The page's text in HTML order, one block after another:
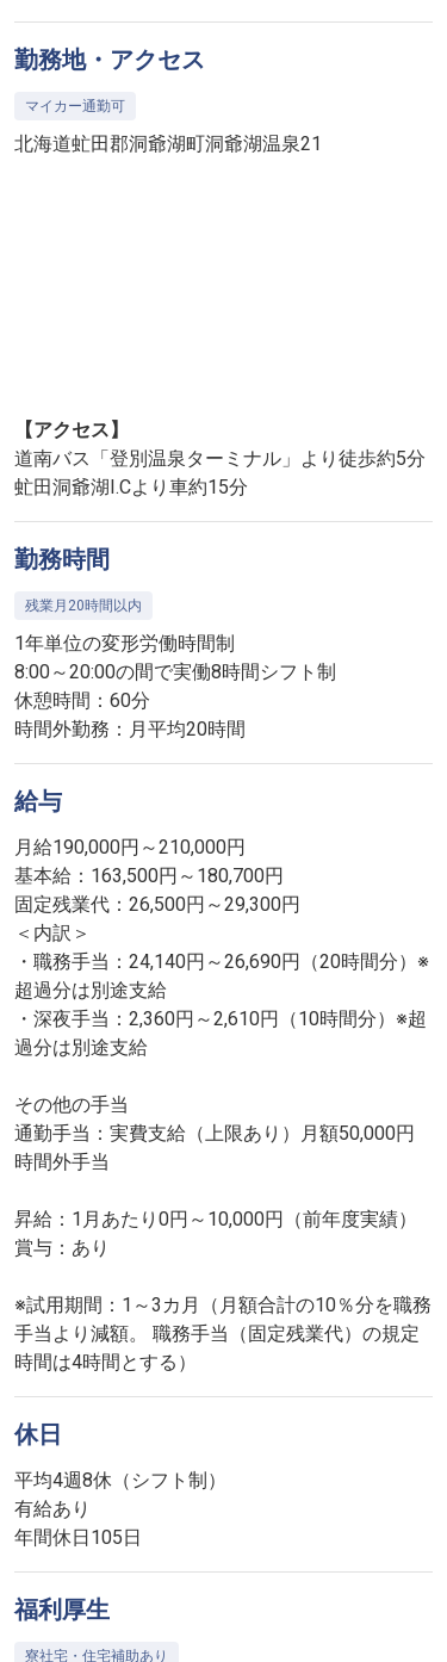
勤務地・アクセス
マイカー通勤可
北海道虻田郡洞爺湖町洞爺湖温泉21
【アクセス】
道南バス「登別温泉ターミナル」より徒歩約5分
虻田洞爺湖I.Cより車約15分
勤務時間
残業月20時間以内
1年単位の変形労働時間制
8:00～20:00の間で実働8時間シフト制
休憩時間：60分
時間外勤務：月平均20時間
給与
月給190,000円～210,000円
基本給：163,500円～180,700円
固定残業代：26,500円～29,300円
＜内訳＞
・職務手当：24,140円～26,690円（20時間分）※
超過分は別途支給
・深夜手当：2,360円～2,610円（10時間分）※超
過分は別途支給
その他の手当
通勤手当：実費支給（上限あり）月額50,000円
時間外手当
昇給：1月あたり0円～10,000円（前年度実績）
賞与：あり
※試用期間：1～3カ月（月額合計の10％分を職務
手当より減額。 職務手当（固定残業代）の規定
時間は4時間とする）
休日
平均4週8休（シフト制）
有給あり
年間休日105日
福利厚生
寮社宅・住宅補助あり